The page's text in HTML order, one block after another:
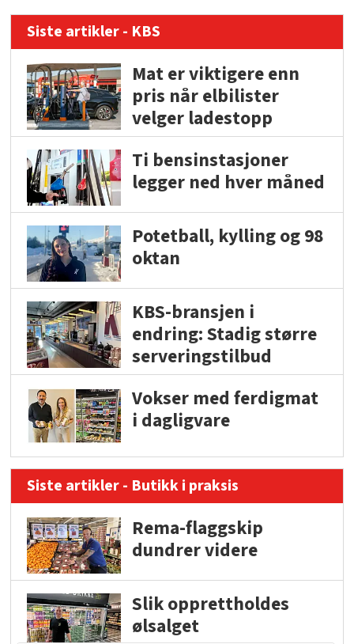
Siste artikler - KBS
Mat er viktigere enn
pris når elbilister
velger ladestopp
Ti bensinstasjoner
legger ned hver måned
Potetball, kylling og 98
oktan
KBS-bransjen i
endring: Stadig større
serveringstilbud
Vokser med ferdigmat
i dagligvare
Siste artikler - Butikk i praksis
Rema-flaggskip
dundrer videre
Slik opprettholdes
ølsalget